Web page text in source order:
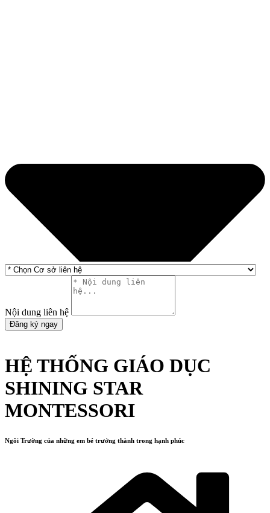
Nội dung liên hệ
Đăng ký ngay
HỆ THỐNG GIÁO DỤC
SHINING STAR
MONTESSORI
Ngôi Trường của những em bé trưởng thành trong hạnh phúc